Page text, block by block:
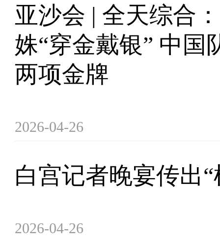
亚沙会 | 全天综合
姝“穿金戴银” 中国
两项金牌
2026-04-26
白宫记者晚宴传出
2026-04-26